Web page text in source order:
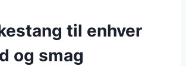
til enhver
og smag